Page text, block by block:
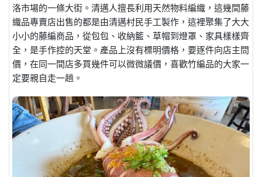
洛市場的一條大街。清邁人擅長利用天然物料編織，這幾間藤
織品專賣店出售的都是由清邁村民手工製作，這裡聚集了大大
小小的藤編商品，從包包、收納籃、草帽到燈罩、家具樣樣齊
全，是手作控的天堂。產品上沒有標明價格，要逐件向店主問
價，在同一間店多買幾件可以微微議價，喜歡竹編品的大家一
定要親自走一趟。